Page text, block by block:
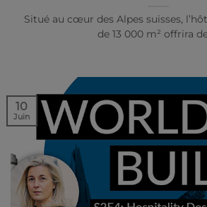
Situé au cœur des Alpes suisses,
de 13 000 m² offrira
10
Juin